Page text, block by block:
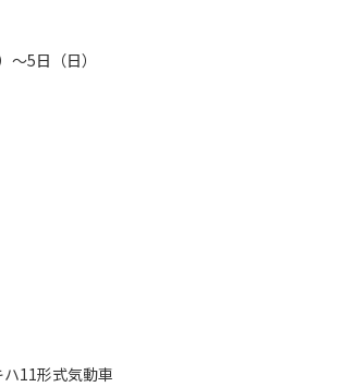
5日（日）
11形式気動車